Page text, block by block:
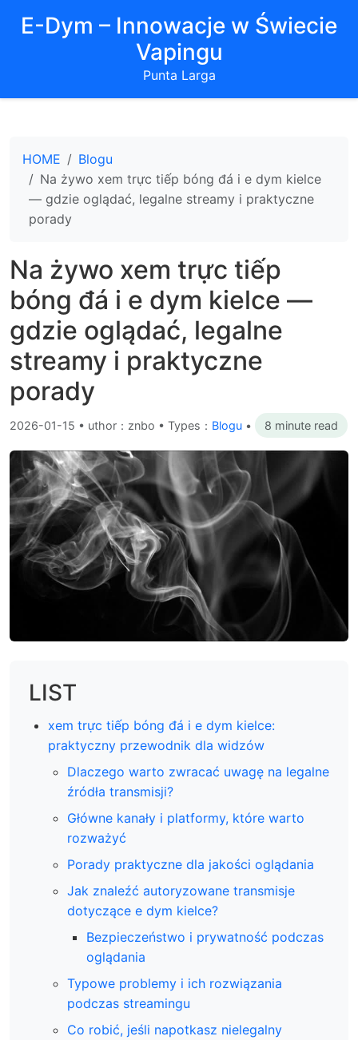
E-Dym – Innowacje w Świecie
Vapingu
Punta Larga
HOME
Blogu
Na żywo xem trực tiếp bóng đá i e dym kielce
— gdzie oglądać, legalne streamy i praktyczne
porady
Na żywo xem trực tiếp
bóng đá i e dym kielce —
gdzie oglądać, legalne
streamy i praktyczne
porady
2026-01-15 • uthor：znbo • Types： Blogu • 8 minute read
LIST
xem trực tiếp bóng đá i e dym kielce:
praktyczny przewodnik dla widzów
Dlaczego warto zwracać uwagę na legalne
źródła transmisji?
Główne kanały i platformy, które warto
rozważyć
Porady praktyczne dla jakości oglądania
Jak znaleźć autoryzowane transmisje
dotyczące e dym kielce?
Bezpieczeństwo i prywatność podczas
oglądania
Typowe problemy i ich rozwiązania
podczas streamingu
Co robić, jeśli napotkasz nielegalny